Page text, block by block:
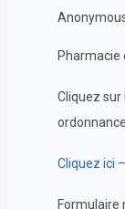
Pharmacie
Cliquez sur
ordonnance
Cliquez ici
Formulaire